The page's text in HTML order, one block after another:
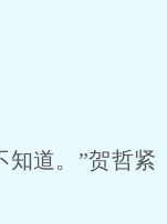
道。”贺哲紧